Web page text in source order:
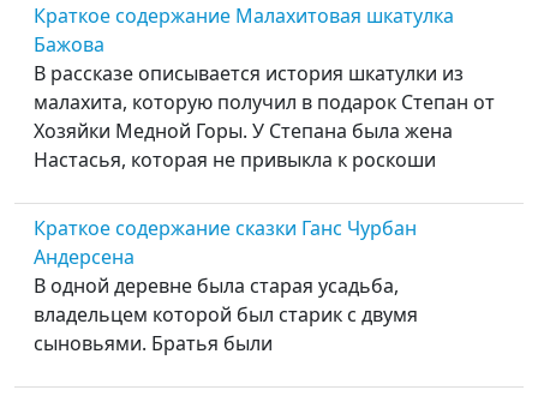
Краткое содержание Малахитовая шкатулка
Бажова
В рассказе описывается история шкатулки из
малахита, которую получил в подарок Степан от
Хозяйки Медной Горы. У Степана была жена
Настасья, которая не привыкла к роскоши
Краткое содержание сказки Ганс Чурбан
Андерсена
В одной деревне была старая усадьба,
владельцем которой был старик с двумя
сыновьями. Братья были